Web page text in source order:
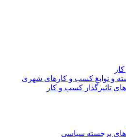
+ پورتال رسمی کتاب نخبگان ایران –
و کار ایران – کتاب نخبگان ایران
و نوابغ کسب و کارهای شهری
تاثیرگذار کسب و کار
های برجسته سیاسی